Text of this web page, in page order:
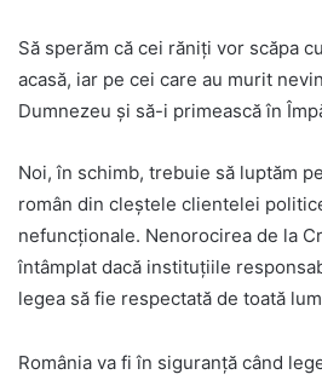
Să sperăm că cei răniți vor scăpa
acasă, iar pe cei care au murit
Dumnezeu și să-i primească în
Noi, în schimb, trebuie să luptăm
român din cleștele clientelei
nefuncționale. Nenorocirea de la
întâmplat dacă instituțiile
legea să fie respectată de toată
România va fi în siguranță când